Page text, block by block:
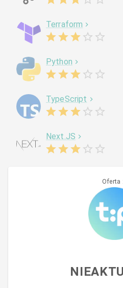
Terraform
Python
TypeScript
Next.JS
Oferta